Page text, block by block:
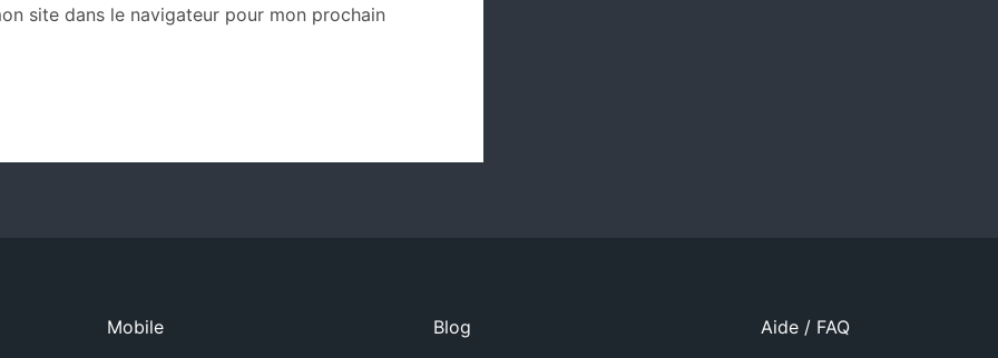
site dans le navigateur pour mon prochain
Mobile Blog Aide / FAQ